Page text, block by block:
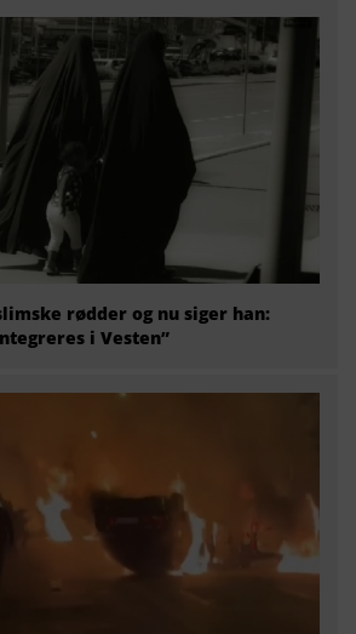
rødder og nu siger han:
i Vesten”